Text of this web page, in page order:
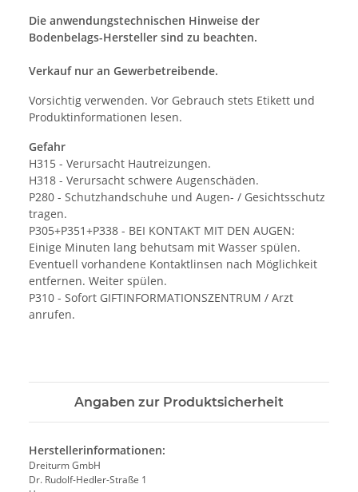
Die anwendungstechnischen Hinweise der
Bodenbelags-Hersteller sind zu beachten.
Verkauf nur an Gewerbetreibende.
Vorsichtig verwenden. Vor Gebrauch stets Etikett und
Produktinformationen lesen.
Gefahr
H315 - Verursacht Hautreizungen.
H318 - Verursacht schwere Augenschäden.
P280 - Schutzhandschuhe und Augen- / Gesichtsschutz
tragen.
P305+P351+P338 - BEI KONTAKT MIT DEN AUGEN:
Einige Minuten lang behutsam mit Wasser spülen.
Eventuell vorhandene Kontaktlinsen nach Möglichkeit
entfernen. Weiter spülen.
P310 - Sofort GIFTINFORMATIONSZENTRUM / Arzt
anrufen.
Angaben zur Produktsicherheit
Herstellerinformationen:
Dreiturm GmbH
Dr. Rudolf-Hedler-Straße 1